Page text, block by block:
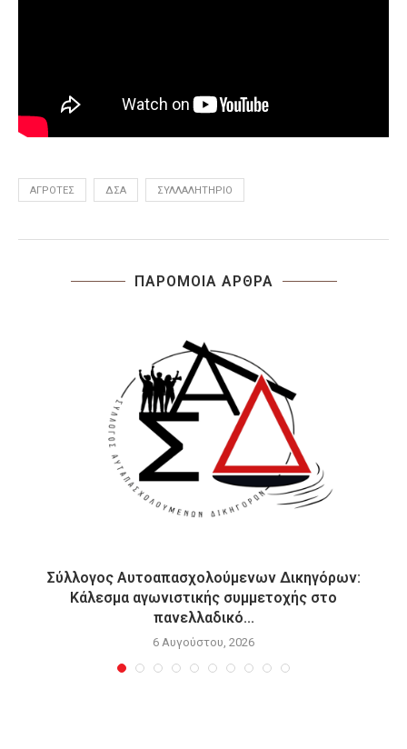
ΑΓΡΌΤΕΣ ΔΣΑ ΣΥΛΛΑΛΗΤΉΡΙΟ
ΠΑΡΟΜΟΙΑ ΑΡΘΡΑ
Σύλλογος Αυτοαπασχολούμενων Δικηγόρων:
Κάλεσμα αγωνιστικής συμμετοχής στο
πανελλαδικό...
6 Αυγούστου, 2026